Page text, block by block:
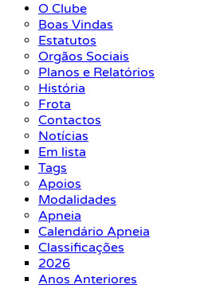
O Clube
Boas Vindas
Estatutos
Orgãos Sociais
Planos e Relatórios
História
Frota
Contactos
Notícias
Em lista
Tags
Apoios
Modalidades
Apneia
Calendário Apneia
Classificações
2026
Anos Anteriores